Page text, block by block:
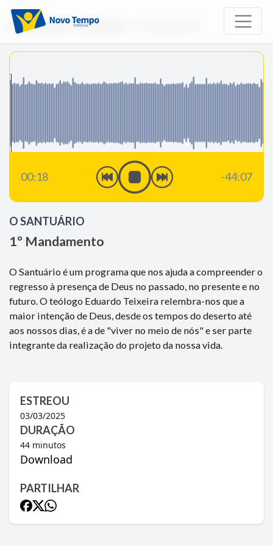
Início Rádio O Santuário
00:18 -44:07
O SANTUÁRIO
1º Mandamento
O Santuário é um programa que nos ajuda a compreender o
regresso à presença de Deus no passado, no presente e no
futuro. O teólogo Eduardo Teixeira relembra-nos que a
maior intenção de Deus, desde os tempos do deserto até
aos nossos dias, é a de "viver no meio de nós" e ser parte
integrante da realização do projeto da nossa vida.
ESTREOU
03/03/2025
DURAÇÃO
44 minutos
Download
PARTILHAR